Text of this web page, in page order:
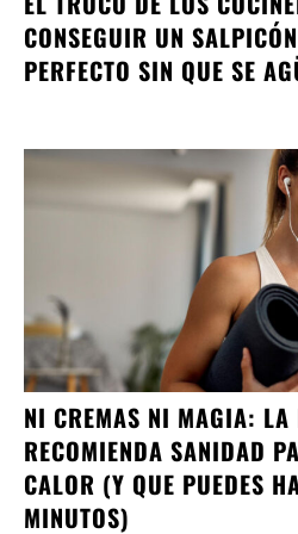
CONSEGUIR UN
PERFECTO SIN QUE SE
NI CREMAS NI MAGIA: LA
RECOMIENDA SANIDAD
CALOR (Y QUE PUEDES
MINUTOS)